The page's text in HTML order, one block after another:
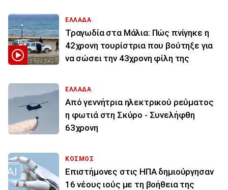
ΕΛΛΑΔΑ
Τραγωδία στα Μάλια: Πώς πνίγηκε η
42χρονη τουρίστρια που βούτηξε για
να σώσει την 43χρονη φίλη της
ΕΛΛΑΔΑ
Από γεννήτρια ηλεκτρικού ρεύματος
η φωτιά στη Σκύρο - Συνελήφθη
63χρονη
ΚΟΣΜΟΣ
Επιστήμονες στις ΗΠΑ δημιούργησαν
16 νέους ιούς με τη βοήθεια της